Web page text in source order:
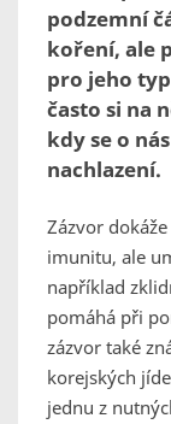
podzemní
koření, ale
pro jeho
často si na
kdy se o
nachlazení.
Zázvor
imunitu, ale
například
pomáhá při
zázvor také
korejských
jednu z